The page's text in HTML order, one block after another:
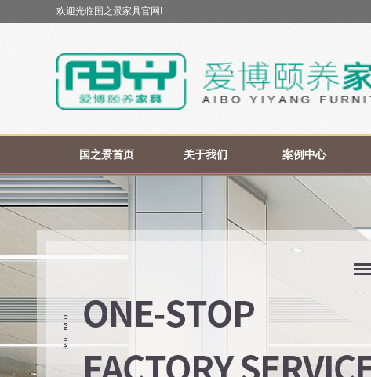
欢迎光临国之景家具官网!
国之景首页 关于我们 案例中心